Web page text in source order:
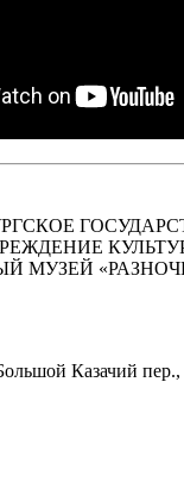
МУЗЕЙ
Казачий пер.,